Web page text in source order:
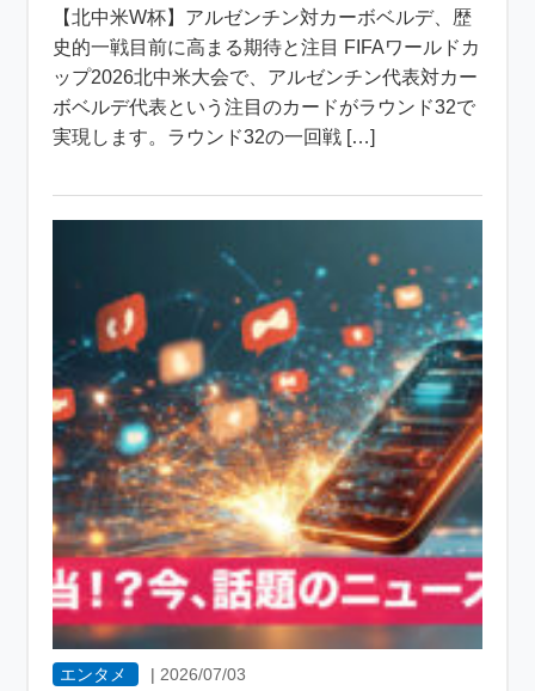
【北中米W杯】アルゼンチン対カーボベルデ、歴
史的一戦目前に高まる期待と注目 FIFAワールドカ
ップ2026北中米大会で、アルゼンチン代表対カー
ボベルデ代表という注目のカードがラウンド32で
実現します。ラウンド32の一回戦 […]
エンタメ |2026/07/03